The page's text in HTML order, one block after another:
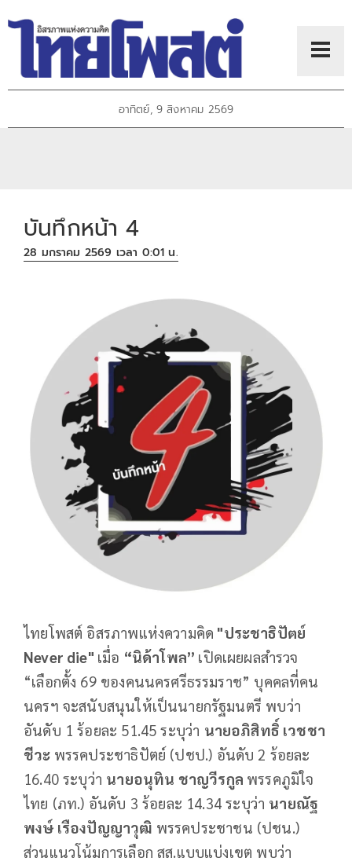
อาทิตย์, 9 สิงหาคม 2569
บันทึกหน้า 4
28 มกราคม 2569 เวลา 0:01 น.
ไทยโพสต์ อิสรภาพแห่งความคิด "ประชาธิปัตย์
Never die" เมื่อ “นิด้าโพล” เปิดเผยผลสำรวจ
“เลือกตั้ง 69 ของคนนครศรีธรรมราช” บุคคลที่คน
นครฯ จะสนับสนุนให้เป็นนายกรัฐมนตรี พบว่า
อันดับ 1 ร้อยละ 51.45 ระบุว่า นายอภิสิทธิ์ เวชชา
ชีวะ พรรคประชาธิปัตย์ (ปชป.) อันดับ 2 ร้อยละ
16.40 ระบุว่า นายอนุทิน ชาญวีรกูล พรรคภูมิใจ
ไทย (ภท.) อันดับ 3 ร้อยละ 14.34 ระบุว่า นายณัฐ
พงษ์ เรืองปัญญาวุฒิ พรรคประชาชน (ปชน.)
ส่วนแนวโน้มการเลือก สส.แบบแบ่งเขต พบว่า